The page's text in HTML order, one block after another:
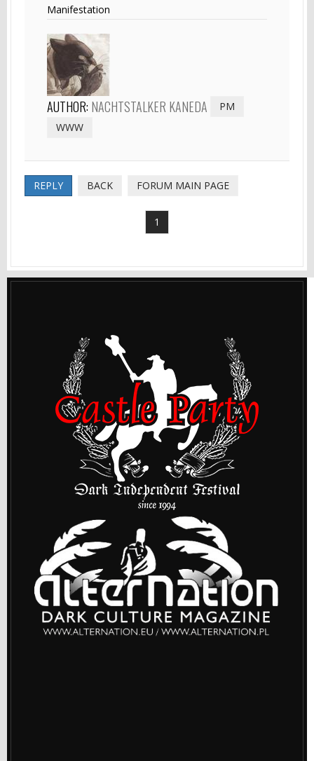
Manifestation
AUTHOR: NACHTSTALKER KANEDA
PM
WWW
REPLY BACK FORUM MAIN PAGE
1